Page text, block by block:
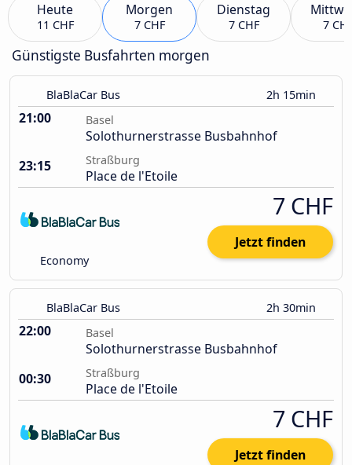
Heute
11 CHF
Morgen
7 CHF
Dienstag
7 CHF 7
Günstigste Busfahrten morgen
BlaBlaCar Bus 2h 15min
21:00 Basel
Solothurnerstrasse Busbahnhof
23:15
Straßburg
Place de l'Etoile
Economy
7 CHF
Jetzt finden
BlaBlaCar Bus 2h 30min
22:00 Basel
Solothurnerstrasse Busbahnhof
00:30
Straßburg
Place de l'Etoile
7 CHF
Jetzt finden